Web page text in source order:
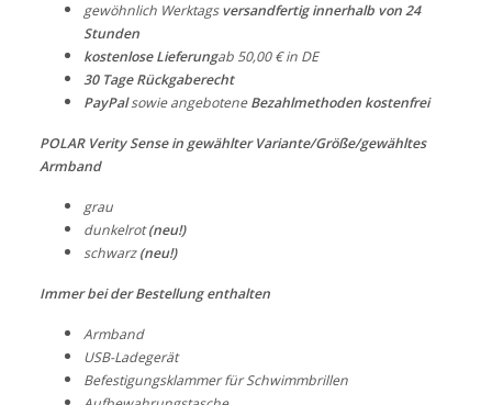
gewöhnlich Werktagsversandfertig innerhalb von 24
Stunden
kostenlose Lieferungab 50,00 € in DE
30 Tage Rückgaberecht
PayPalsowie angeboteneBezahlmethoden kostenfrei
POLAR Verity Sense in gewählter Variante/Größe/gewähltes
Armband
grau
dunkelrot(neu!)
schwarz(neu!)
Immer bei der Bestellung enthalten
Armband
USB-Ladegerät
Befestigungsklammer für Schwimmbrillen